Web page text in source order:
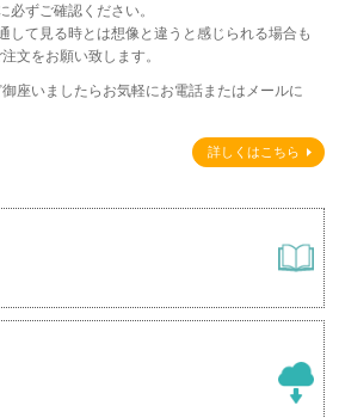
必ずご確認ください。
して見る時とは想像と違うと感じられる場合も
文をお願い致します。
座いましたらお気軽にお電話またはメールに
詳しくはこちら